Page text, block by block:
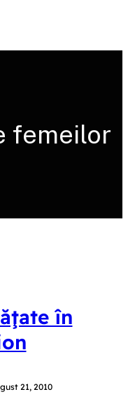
femeilor
în
21, 2010